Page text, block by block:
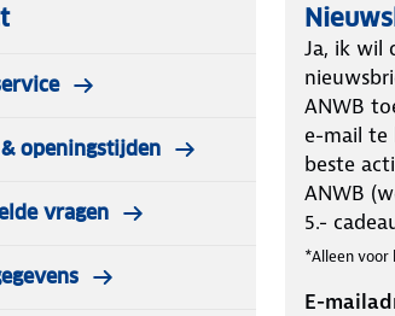
openingstijden
vragen
Ja, ik wil
ANWB
e-mail te
beste
ANWB
5.-
*Alleen voor
E-